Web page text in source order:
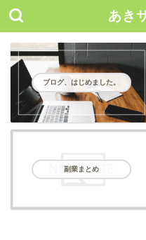
あき
ブログ、はじめました。
副業まとめ